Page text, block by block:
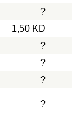
?
1,50 KD
?
?
?
?